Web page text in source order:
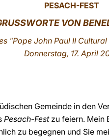
PESACH-FEST
VON
"Pope John Paul II
Donnerstag, 17. April
Gemeinde in den
Pesach-Festzu feiern. Mein
zu begegnen und Sie